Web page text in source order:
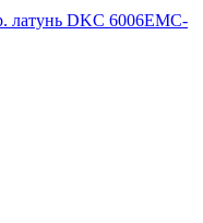
латунь DKC 6006EMC-